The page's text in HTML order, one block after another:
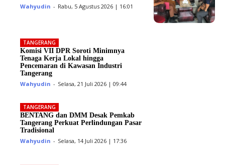
Wahyudin - Rabu, 5 Agustus 2026 | 16:01
TANGERANG
Komisi VII DPR Soroti Minimnya
Tenaga Kerja Lokal hingga
Pencemaran di Kawasan Industri
Tangerang
Wahyudin - Selasa, 21 Juli 2026 | 09:44
TANGERANG
BENTANG dan DMM Desak Pemkab
Tangerang Perkuat Perlindungan Pasar
Tradisional
Wahyudin - Selasa, 14 Juli 2026 | 17:36